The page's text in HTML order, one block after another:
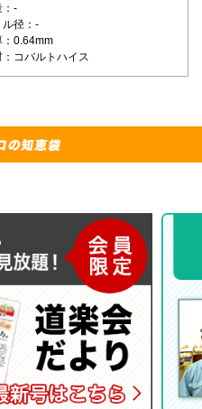
：-
ル径：-
：0.64mm
：コバルトハイス